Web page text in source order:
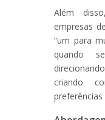
Além
empresas
“um para
quando
criando